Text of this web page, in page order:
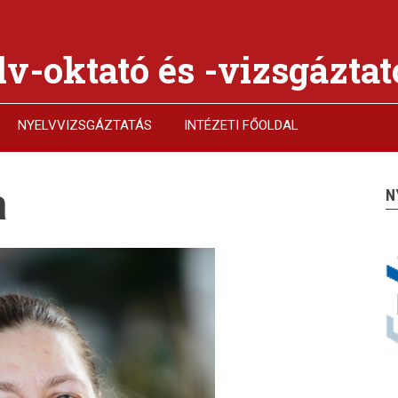
oktató és -
NYELVVIZSGÁZTATÁS INTÉZETI FŐOLDAL